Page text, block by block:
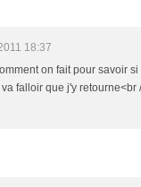
18:37
on fait pour savoir
falloir que j'y retourne<br